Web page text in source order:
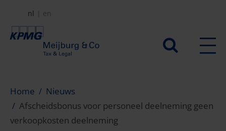
naar
Secundair
nl en
Home
Nieuws
Afscheidsbonus voor personeel deelneming geen
verkoopkosten deelneming